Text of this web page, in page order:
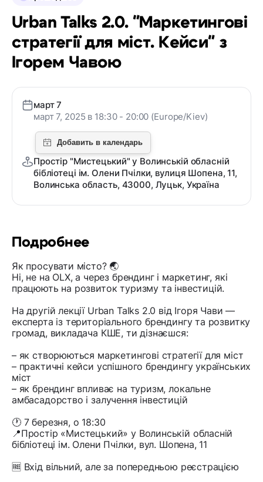
Подробнее
Як просувати місто? 🌏
Ні, не на OLX, а через брендинг і маркетинг, які
працюють на розвиток туризму та інвестицій.
На другій лекції Urban Talks 2.0 від Ігоря Чави —
експерта із територіального брендингу та розвитку
громад, викладача КШЕ, ти дізнаєшся:
– як створюються маркетингові стратегії для міст
– практичні кейси успішного брендингу українських
міст
– як брендинг впливає на туризм, локальне
амбасадорство і залучення інвестицій
🕐 7 березня, о 18:30
📍Простір «Мистецький» у Волинській обласній
бібліотеці ім. Олени Пчілки, вул. Шопена, 11
🆓 Вхід вільний, але за попередньою реєстрацією
Urban Talks 2.0. "Маркетингові
стратегії для міст. Кейси" з
Ігорем Чавою
март 7
март 7, 2025 в 18:30 - 20:00 (Europe/Kiev)
Простір "Мистецький" у Волинській обласній
бібліотеці ім. Олени Пчілки, вулиця Шопена, 11,
Волинська область, 43000, Луцьк, Україна